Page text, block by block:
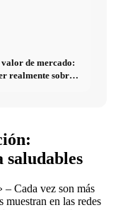
de mercado:
realmente sobre
saludables
– Cada vez son más
en las redes